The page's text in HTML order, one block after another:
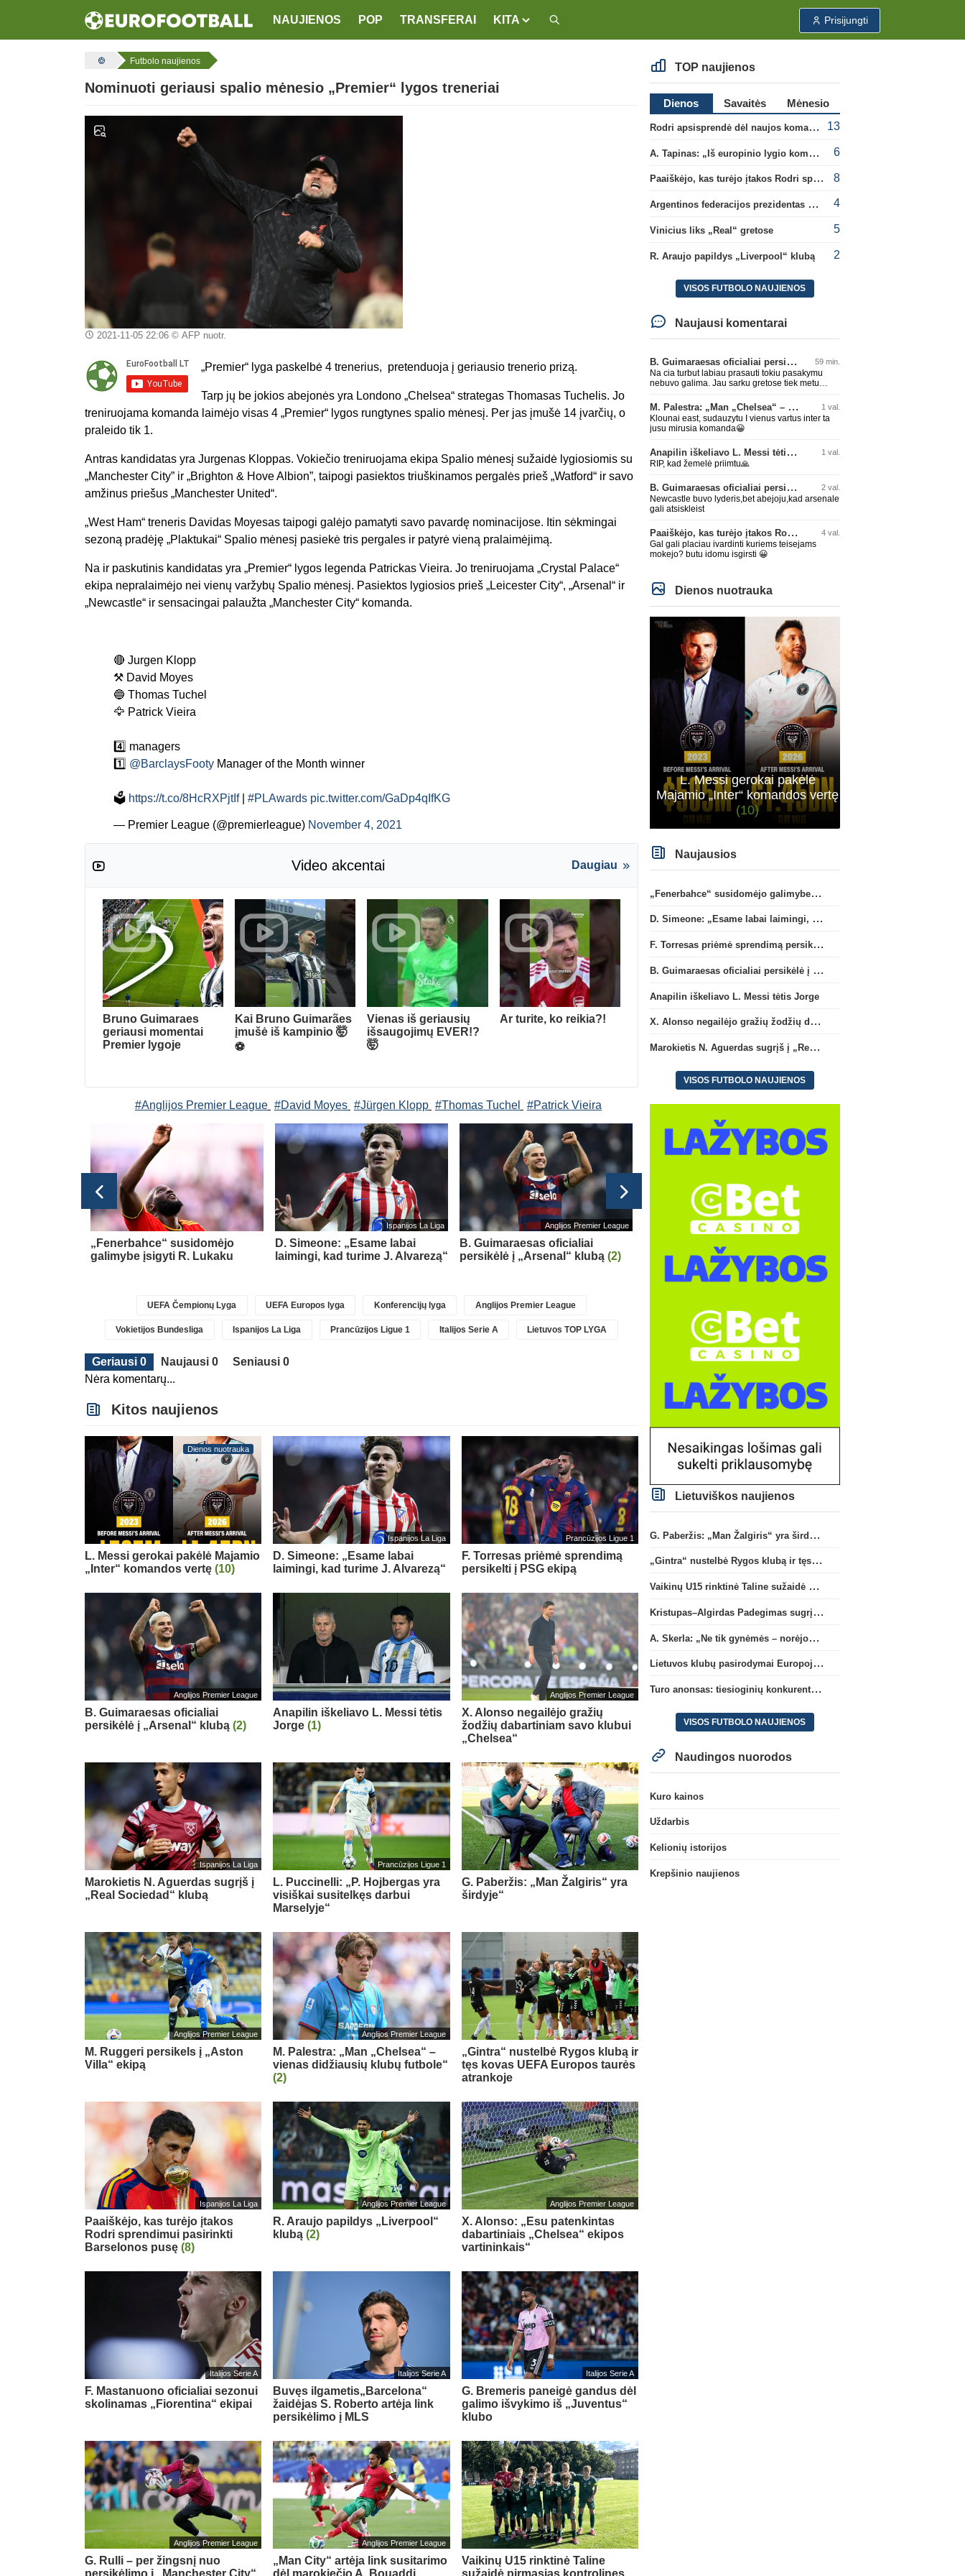
NAUJIENOS POP TRANSFERAI KITA Prisijungti
Futbolo naujienos
Nominuoti geriausi spalio mėnesio „Premier“ lygos treneriai
2021-11-05 22:06© AFP nuotr.
„Premier“ lyga paskelbė 4 trenerius, pretenduoja į geriausio trenerio prizą.
Tarp jų be jokios abejonės yra Londono „Chelsea“ strategas Thomasas Tuchelis. Jo
treniruojama komanda laimėjo visas 4 „Premier“ lygos rungtynes spalio mėnesį. Per jas įmušė 14 įvarčių, o
praleido tik 1.
Antras kandidatas yra Jurgenas Kloppas. Vokiečio treniruojama ekipa Spalio mėnesį sužaidė lygiosiomis su
„Manchester City” ir „Brighton & Hove Albion”, taipogi pasiektos triuškinamos pergalės prieš „Watford“ ir savo
amžinus priešus „Manchester United“.
„West Ham“ treneris Davidas Moyesas taipogi galėjo pamatyti savo pavardę nominacijose. Itin sėkmingai
sezoną pradėję „Plaktukai“ Spalio mėnesį pasiekė tris pergales ir patyrė vieną pralaimėjimą.
Na ir paskutinis kandidatas yra „Premier“ lygos legenda Patrickas Vieira. Jo treniruojama „Crystal Palace“
ekipa nepralaimėjo nei vienų varžybų Spalio mėnesį. Pasiektos lygiosios prieš „Leicester City“, „Arsenal“ ir
„Newcastle“ ir sensacingai palaužta „Manchester City“ komanda.
🔴 Jurgen Klopp
⚒ David Moyes
🔵 Thomas Tuchel
🦅 Patrick Vieira
4️⃣ managers
1️⃣ @BarclaysFooty Manager of the Month winner
🗳 https://t.co/8HcRXPjtIf| #PLAwards pic.twitter.com/GaDp4qIfKG
— Premier League (@premierleague) November 4, 2021
Video akcentai Daugiau
Bruno Guimaraes
geriausi momentai
Premier lygoje
Kai Bruno Guimarães
įmušė iš kampinio 🤯
⚽️
Vienas iš geriausių
išsaugojimų EVER!?
🤯
Ar turite, ko reikia?!
#Anglijos Premier League #David Moyes #Jürgen Klopp #Thomas Tuchel #Patrick Vieira
„Fenerbahce“ susidomėjo
galimybe įsigyti R. Lukaku
Ispanijos La Liga
D. Simeone: „Esame labai
laimingi, kad turime J. Alvarezą“
Anglijos Premier League
B. Guimaraesas oficialiai
persikėlė į „Arsenal“ klubą (2)
Jorge
(1)
UEFA Čempionų Lyga UEFA Europos lyga Konferencijų lyga Anglijos Premier League
Vokietijos Bundesliga Ispanijos La Liga Prancūzijos Ligue 1 Italijos Serie A Lietuvos TOP LYGA
Geriausi 0 Naujausi 0
Seniausi 0
Nėra komentarų...
Kitos naujienos
Dienos nuotrauka
L. Messi gerokai pakėlė Majamio
„Inter“ komandos vertę (10)
Ispanijos La Liga
D. Simeone: „Esame labai
laimingi, kad turime J. Alvarezą“
Prancūzijos Ligue 1
F. Torresas priėmė sprendimą
persikelti į PSG ekipą
Anglijos Premier League
B. Guimaraesas oficialiai
persikėlė į „Arsenal“ klubą (2)
Anapilin iškeliavo L. Messi tėtis
Jorge(1)
Anglijos Premier League
X. Alonso negailėjo gražių
žodžių dabartiniam savo klubui
„Chelsea“
Ispanijos La Liga
Marokietis N. Aguerdas sugrįš į
„Real Sociedad“ klubą
Prancūzijos Ligue 1
L. Puccinelli: „P. Hojbergas yra
visiškai susitelkęs darbui
Marselyje“
G. Paberžis: „Man Žalgiris“ yra
širdyje“
Anglijos Premier League
M. Ruggeri persikels į „Aston
Villa“ ekipą
Anglijos Premier League
M. Palestra: „Man „Chelsea“ –
vienas didžiausių klubų futbole“
(2)
„Gintra“ nustelbė Rygos klubą ir
tęs kovas UEFA Europos taurės
atrankoje
Ispanijos La Liga
Paaiškėjo, kas turėjo įtakos
Rodri sprendimui pasirinkti
Barselonos pusę (8)
Anglijos Premier League
R. Araujo papildys „Liverpool“
klubą(2)
Anglijos Premier League
X. Alonso: „Esu patenkintas
dabartiniais „Chelsea“ ekipos
vartininkais“
Italijos Serie A
F. Mastanuono oficialiai sezonui
skolinamas „Fiorentina“ ekipai
Italijos Serie A
Buvęs ilgametis„Barcelona“
žaidėjas S. Roberto artėja link
persikėlimo į MLS
Italijos Serie A
G. Bremeris paneigė gandus dėl
galimo išvykimo iš „Juventus“
klubo
Anglijos Premier League
G. Rulli – per žingsnį nuo
persikėlimo į „Manchester City“
Anglijos Premier League
„Man City“ artėja link susitarimo
dėl marokiečio A. Bouaddi
Vaikinų U15 rinktinė Taline
sužaidė pirmąsias kontrolines
TOP naujienos
Dienos Savaitės
Mėnesio
Rodri apsisprendė dėl naujos komandos
13
A. Tapinas: „Iš europinio lygio komandos gavom gerų pamokų“ 6
Paaiškėjo, kas turėjo įtakos Rodri sprendimui pasirinkti Barselonos pusę 8
Argentinos federacijos prezidentas C. Tapia negailėjo pagyrų G. Infantino 4
Vinicius liks „Real“ gretose 5
R. Araujo papildys „Liverpool“ klubą 2
VISOS FUTBOLO NAUJIENOS
Naujausi komentarai
B. Guimaraesas oficialiai persikėlė į „Arsenal“ klubą 59 min.
Na cia turbut labiau prasauti tokiu pasakymu
nebuvo galima. Jau sarku gretose tiek metu
arsenale.
M. Palestra: „Man „Chelsea“ – vienas didžiausių klubų futbole“ 1 val.
Klounai east, sudauzytu I vienus vartus inter ta
jusu mirusia komanda😀
Anapilin iškeliavo L. Messi tėtis Jorge 1 val.
RIP, kad žemelė priimtu🙏
B. Guimaraesas oficialiai persikėlė į „Arsenal“ klubą 2 val.
Newcastle buvo lyderis,bet abejoju,kad arsenale
gali atsiskleist
Paaiškėjo, kas turėjo įtakos Rodri sprendimui pasirinkti Barselonos pusę 4 val.
Gal gali placiau ivardinti kuriems teisejams
mokejo? butu idomu isgirsti 😀
Dienos nuotrauka
L. Messi gerokai pakėlė
Majamio „Inter“ komandos vertę
(10)
Naujausios
„Fenerbahce“ susidomėjo galimybe įsigyti R. Lukaku
D. Simeone: „Esame labai laimingi, kad turime J. Alvarezą“
F. Torresas priėmė sprendimą persikelti į PSG ekipą
B. Guimaraesas oficialiai persikėlė į „Arsenal“ klubą
Anapilin iškeliavo L. Messi tėtis Jorge
X. Alonso negailėjo gražių žodžių dabartiniam savo klubui „Chelsea“
Marokietis N. Aguerdas sugrįš į „Real Sociedad“ klubą
VISOS FUTBOLO NAUJIENOS
Lietuviškos naujienos
G. Paberžis: „Man Žalgiris“ yra širdyje“
„Gintra“ nustelbė Rygos klubą ir tęs kovas UEFA Europos taurės atrankoje
Vaikinų U15 rinktinė Taline sužaidė pirmąsias kontrolines rungtynes
Kristupas–Algirdas Padegimas sugrįžta į FC „Hegelmann” B sudėtį
A. Skerla: „Ne tik gynėmės – norėjome atakuoti“
Lietuvos klubų pasirodymai Europoje: patirti pralaimėjimai Kroatijos atstovams
Turo anonsas: tiesioginių konkurentų dvikova Gargžduose
VISOS FUTBOLO NAUJIENOS
Naudingos nuorodos
Kuro kainos
Uždarbis
Kelionių istorijos
Krepšinio naujienos